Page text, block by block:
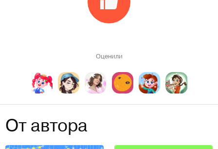
Оценили
От автора